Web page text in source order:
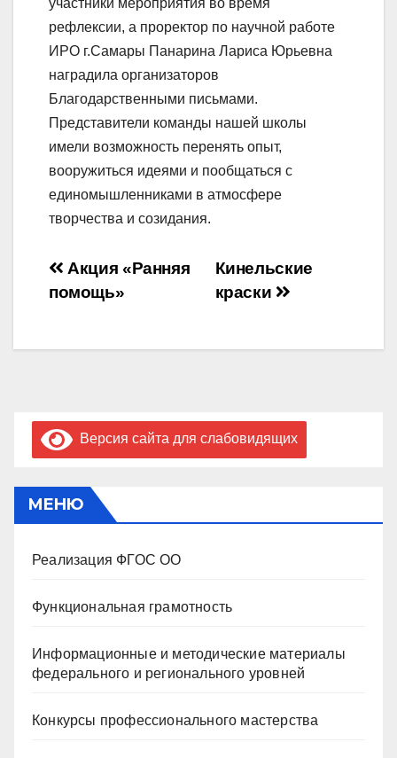
рефлексии, а проректор по научной работе
ИРО г.Самары Панарина Лариса Юрьевна
наградила организаторов
Благодарственными письмами.
Представители команды нашей школы
имели возможность перенять опыт,
вооружиться идеями и пообщаться с
единомышленниками в атмосфере
творчества и созидания.
Навигация
записям
Кинельские
краски
Акция «Ранняя
помощь»
Версия сайта для слабовидящих
МЕНЮ
Реализация ФГОС ОО
Функциональная грамотность
Информационные и методические материалы
федерального и регионального уровней
Конкурсы профессионального мастерства